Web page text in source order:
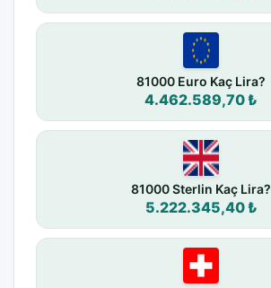
81000 Euro Kaç Lira?
4.462.589,70 ₺
81000 Sterlin Kaç Lira?
5.222.345,40 ₺